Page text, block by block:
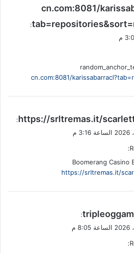
cn.com:8081/
:
cn.com:8081/
https://srltremas.it/
:
Boomerang Casino
https://srltremas.it/
: